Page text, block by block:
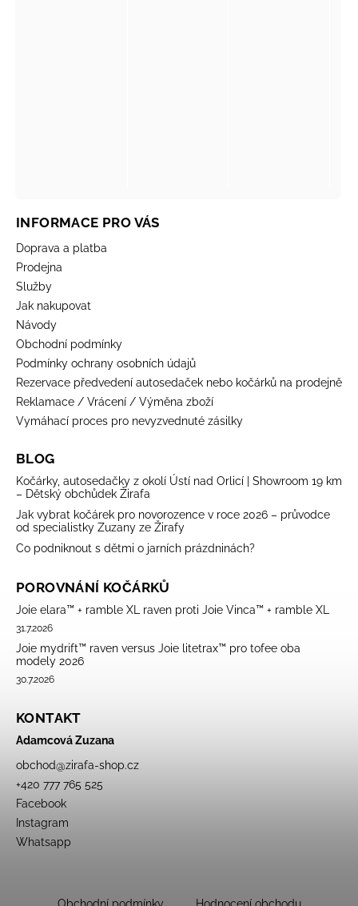
INFORMACE PRO VÁS
Doprava a platba
Prodejna
Služby
Jak nakupovat
Návody
Obchodní podmínky
Podmínky ochrany osobních údajů
Rezervace předvedení autosedaček nebo kočárků na prodejně
Reklamace / Vrácení / Výměna zboží
Vymáhací proces pro nevyzvednuté zásilky
BLOG
Kočárky, autosedačky z okolí Ústí nad Orlicí | Showroom 19 km
– Dětský obchůdek Žirafa
Jak vybrat kočárek pro novorozence v roce 2026 – průvodce
od specialistky Zuzany ze Žirafy
Co podniknout s dětmi o jarních prázdninách?
POROVNÁNÍ KOČÁRKŮ
Joie elara™ + ramble XL raven proti Joie Vinca™ + ramble XL
31.7.2026
Joie mydrift™ raven versus Joie litetrax™ pro tofee oba
modely 2026
30.7.2026
KONTAKT
Adamcová Zuzana
obchod@zirafa-shop.cz
+420 777 765 525
Facebook
Instagram
Whatsapp